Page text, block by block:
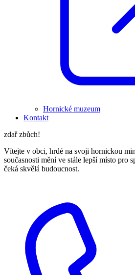
Hornické muzeum
Kontakt
zdař zbůch!
Vítejte v obci, hrdé na svoji hornickou
současnosti mění ve stále lepší místo pro
čeká skvělá budoucnost.